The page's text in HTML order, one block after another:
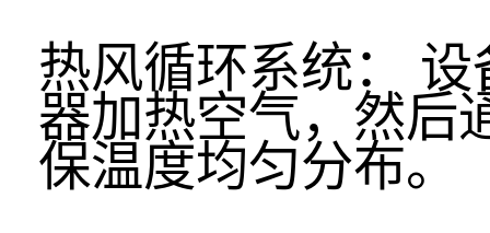
热风循环系统：
器加热空气，然后
保温度均匀分布。